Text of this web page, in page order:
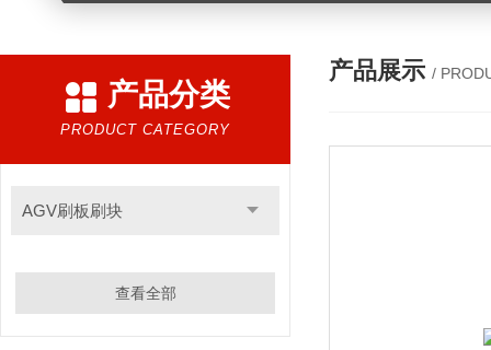
产品分类
PRODUCT CATEGORY
AGV刷板刷块
查看全部
产品展示 /